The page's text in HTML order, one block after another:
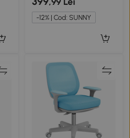
-12% | Cod: SUNNY